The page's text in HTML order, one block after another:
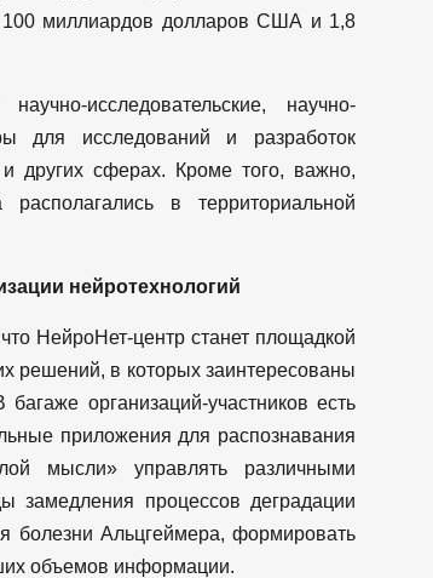
100 миллиардов долларов США и 1,8
исследовательские, научно-
для исследований и разработок
других сферах. Кроме того, важно,
располагались в территориальной
нейротехнологий
НейроНет-центр станет площадкой
решений, в которых заинтересованы
организаций-участников есть
приложения для распознавания
мысли» управлять различными
замедления процессов деградации
болезни Альцгеймера, формировать
объемов информации.